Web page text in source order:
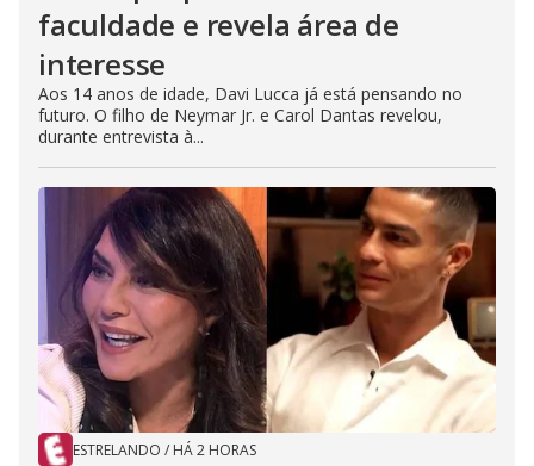
faculdade e revela área de
interesse
Aos 14 anos de idade, Davi Lucca já está pensando no
futuro. O filho de Neymar Jr. e Carol Dantas revelou,
durante entrevista à...
ESTRELANDO / HÁ 2 HORAS